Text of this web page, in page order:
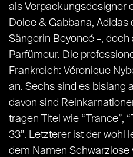
als Verpackungsdesigner
Dolce & Gabbana,
Sängerin Beyoncé –, doch
Parfümeur. Die
Frankreich: Véronique
an. Sechs sind es bislang
davon sind
tragen Titel wie “Trance”,
33”. Letzterer ist der wohl
dem Namen Schwarzlose